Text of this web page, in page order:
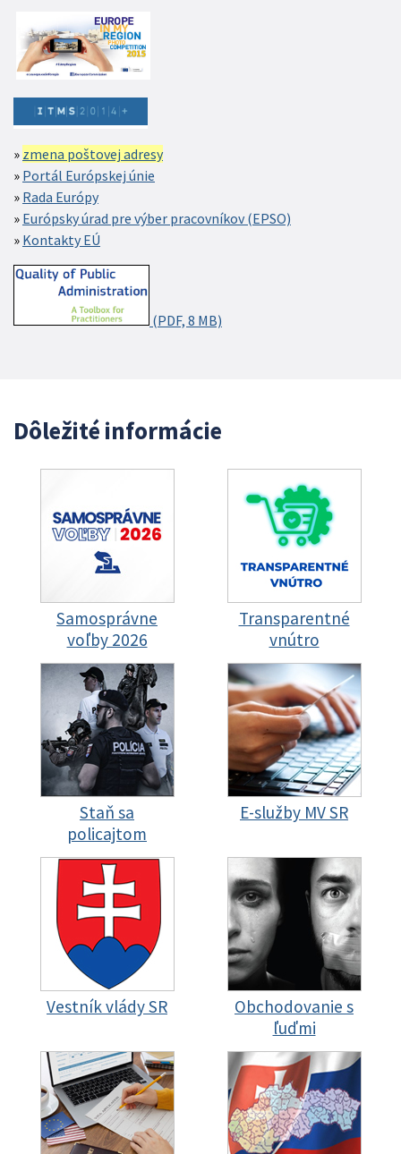
zmena poštovej adresy
Portál Európskej únie
Rada Európy
Európsky úrad pre výber pracovníkov (EPSO)
Kontakty EÚ
(PDF, 8 MB)
Dôležité informácie
Samosprávne
voľby 2026
Transparentné
vnútro
Staň sa
policajtom
E-služby MV SR
Vestník vlády SR
Obchodovanie s
ľuďmi